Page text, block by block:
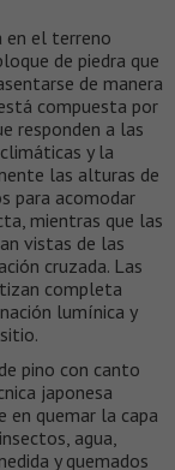
en el terreno
de piedra que
de manera
compuesta por
responden a las
y la
las alturas de
para acomodar
mientras que las
vistas de las
cruzada. Las
completa
lumínica y
pino con canto
japonesa
en quemar la capa
agua,
y quemados